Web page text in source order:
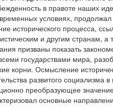
в правоте наших
условиях, продолжал
исторического процесса,
и другим странам, а
призваны показать
государствами мира,
корни. Осмысление
развитого социализма
преобразующее
основные